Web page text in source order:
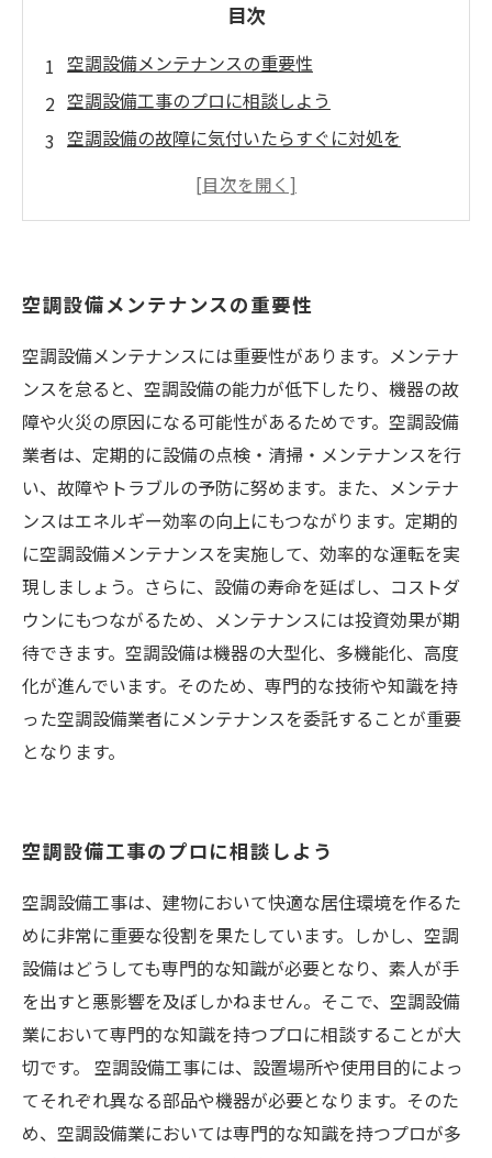
目次
空調設備メンテナンスの重要性
空調設備工事のプロに相談しよう
空調設備の故障に気付いたらすぐに対処を
空調設備の定期点検をしましょう
空調設備メンテナンスの重要性
空調設備メンテナンスには重要性があります。メンテナ
ンスを怠ると、空調設備の能力が低下したり、機器の故
障や火災の原因になる可能性があるためです。空調設備
業者は、定期的に設備の点検・清掃・メンテナンスを行
い、故障やトラブルの予防に努めます。また、メンテナ
ンスはエネルギー効率の向上にもつながります。定期的
に空調設備メンテナンスを実施して、効率的な運転を実
現しましょう。さらに、設備の寿命を延ばし、コストダ
ウンにもつながるため、メンテナンスには投資効果が期
待できます。空調設備は機器の大型化、多機能化、高度
化が進んでいます。そのため、専門的な技術や知識を持
った空調設備業者にメンテナンスを委託することが重要
となります。
空調設備工事のプロに相談しよう
空調設備工事は、建物において快適な居住環境を作るた
めに非常に重要な役割を果たしています。しかし、空調
設備はどうしても専門的な知識が必要となり、素人が手
を出すと悪影響を及ぼしかねません。そこで、空調設備
業において専門的な知識を持つプロに相談することが大
切です。 空調設備工事には、設置場所や使用目的によっ
てそれぞれ異なる部品や機器が必要となります。そのた
め、空調設備業においては専門的な知識を持つプロが多